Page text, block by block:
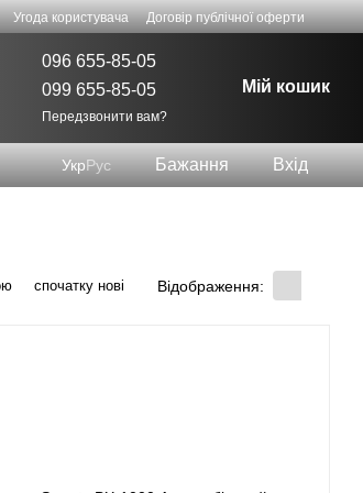
Угода користувача
Договір публічної оферти
096 655-85-05
099 655-85-05
Передзвонити вам?
Мій кошик
УкрРус Бажання Вхід
спочатку нові Відображення: